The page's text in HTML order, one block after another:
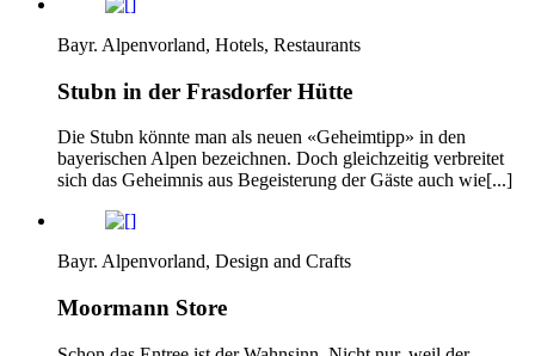
Bayr. Alpenvorland, Hotels, Restaurants
Stubn in der Frasdorfer Hütte
Die Stubn könnte man als neuen «Geheimtipp» in den
bayerischen Alpen bezeichnen. Doch gleichzeitig verbreitet
sich das Geheimnis aus Begeisterung der Gäste auch wie[...]
Bayr. Alpenvorland, Design and Crafts
Moormann Store